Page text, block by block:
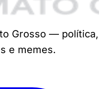
Grosso — política,
e memes.